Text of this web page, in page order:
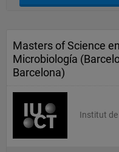
Masters of Science
Microbiología
Barcelona)
Institut de